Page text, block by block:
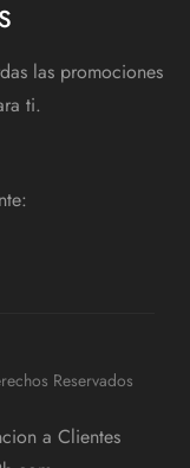
las promociones
ti.
Reservados
a Clientes